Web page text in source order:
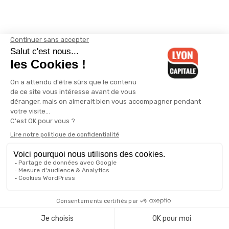
Publié dansActualité
déconfinement
baisse se confirme dans les
hôpitaux de la région
obligatoire dans la rue à Lyon